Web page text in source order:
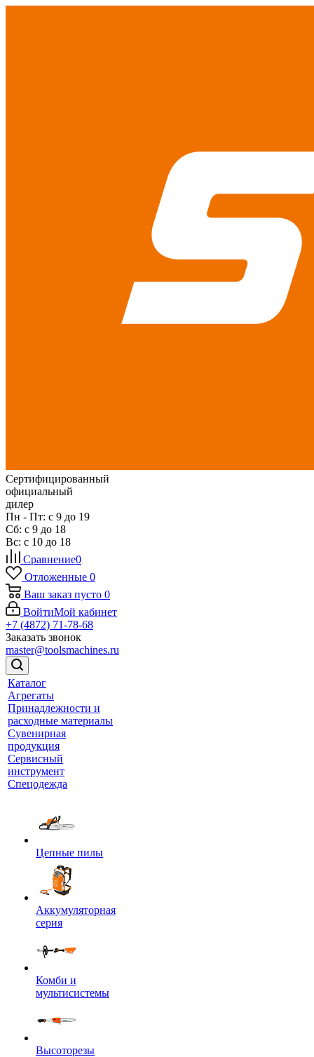
Сертифицированный
официальный
дилер
Пн - Пт: с 9 до 19
Сб: с 9 до 18
Вс: с 10 до 18
Сравнение0
Отложенные 0
Ваш заказ пусто 0
ВойтиМой кабинет
+7 (4872) 71-78-68
Заказать звонок
master@toolsmachines.ru
Каталог
Агрегаты
Принадлежности и
расходные материалы
Сувенирная
продукция
Сервисный
инструмент
Спецодежда
Цепные пилы
Аккумуляторная
серия
Комби и
мультисистемы
Высоторезы